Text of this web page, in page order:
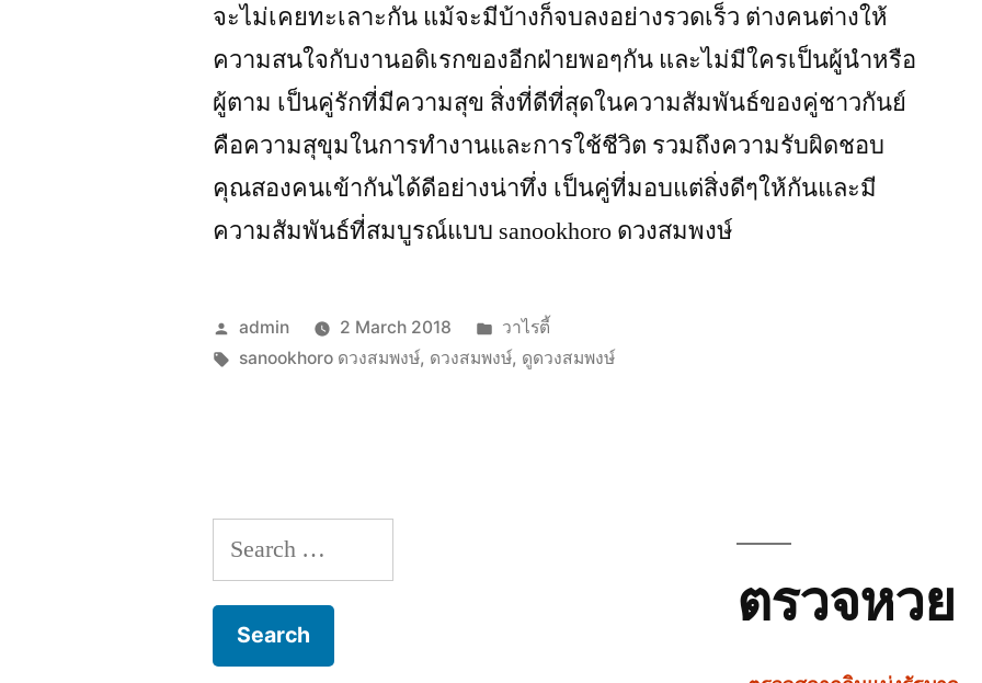
จะไม่เคยทะเลาะกัน แม้จะมีบ้างก็จบลงอย่างรวดเร็ว ต่างคนต่างให้
ความสนใจกับงานอดิเรกของอีกฝ่ายพอๆกัน และไม่มีใครเป็นผู้นำหรือ
ผู้ตาม เป็นคู่รักที่มีความสุข สิ่งที่ดีที่สุดในความสัมพันธ์ของคู่ชาวกันย์
คือความสุขุมในการทำงานและการใช้ชีวิต รวมถึงความรับผิดชอบ
คุณสองคนเข้ากันได้ดีอย่างน่าทึ่ง เป็นคู่ที่มอบแต่สิ่งดีๆให้กันและมี
ความสัมพันธ์ที่สมบูรณ์แบบ sanookhoro ดวงสมพงษ์
Posted
by
admin 2 March 2018
Posted
in
วาไรตี้
Tags:
sanookhoro ดวงสมพงษ์, ดวงสมพงษ์, ดูดวงสมพงษ์
Search
for:
ตรวจหวย